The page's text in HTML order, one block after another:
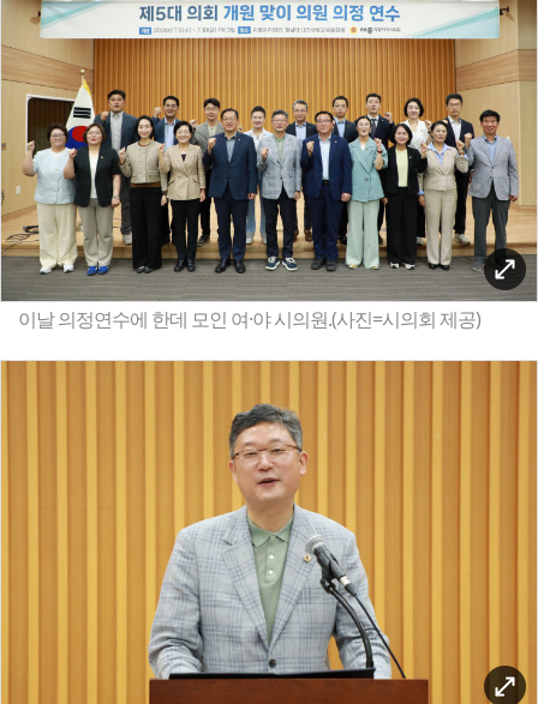
이날 의정연수에 한데 모인 여·야 시의원.(사진=시의회 제공)